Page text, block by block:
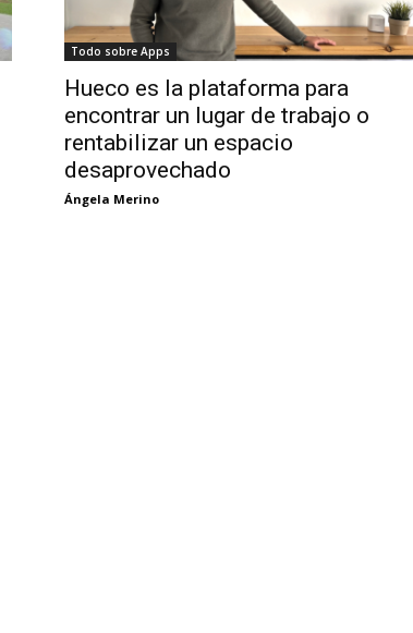
Todo sobre Apps
Hueco es la plataforma para
encontrar un lugar de trabajo o
rentabilizar un espacio
desaprovechado
Ángela Merino